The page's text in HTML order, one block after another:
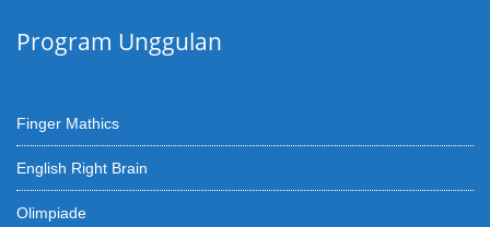
Program Unggulan
Finger Mathics
English Right Brain
Olimpiade